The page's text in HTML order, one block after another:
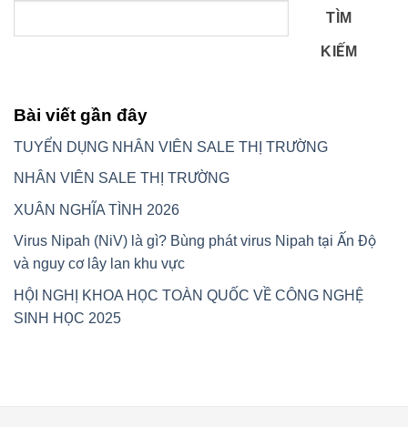
TÌM
KIẾM
Bài viết gần đây
TUYỂN DỤNG NHÂN VIÊN SALE THỊ TRƯỜNG
NHÂN VIÊN SALE THỊ TRƯỜNG
XUÂN NGHĨA TÌNH 2026
Virus Nipah (NiV) là gì? Bùng phát virus Nipah tại Ấn Độ
và nguy cơ lây lan khu vực
HỘI NGHỊ KHOA HỌC TOÀN QUỐC VỀ CÔNG NGHỆ
SINH HỌC 2025